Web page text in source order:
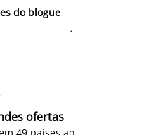
do blogue
ofertas